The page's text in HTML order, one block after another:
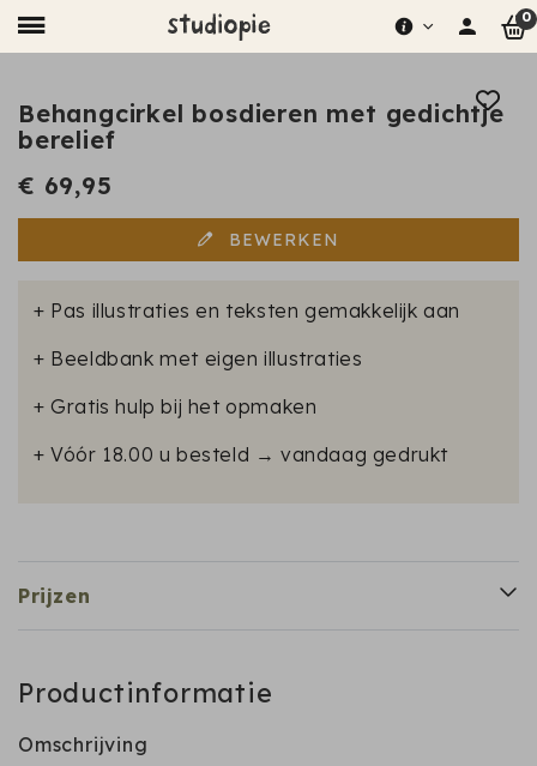
0
Behangcirkel bosdieren met gedichtje
berelief
€ 69,95
BEWERKEN
+ Pas illustraties en teksten gemakkelijk aan
+ Beeldbank met eigen illustraties
+ Gratis hulp bij het opmaken
+ Vóór 18.00 u besteld → vandaag gedrukt
Prijzen
Productinformatie
Omschrijving